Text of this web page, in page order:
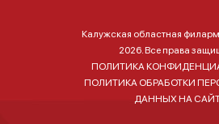
Калужская областная
2026. Все права
ПОЛИТИКА
ПОЛИТИКА ОБРАБОТКИ
ДАННЫХ НА